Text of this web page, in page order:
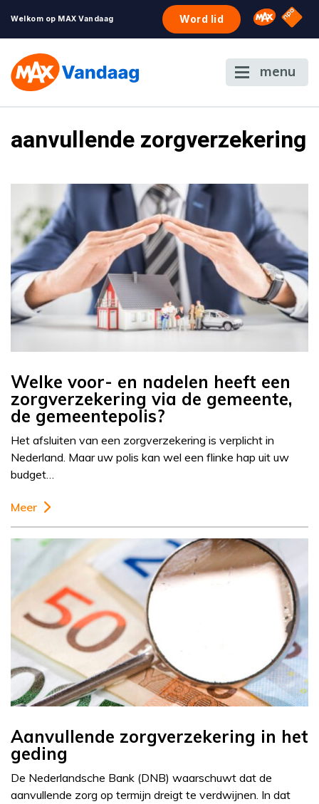
Welkom op MAX Vandaag Word lid Omroep
NPO
menu
aanvullende zorgverzekering
Welke voor- en nadelen heeft een
zorgverzekering via de gemeente,
de gemeentepolis?
Het afsluiten van een zorgverzekering is verplicht in
Nederland. Maar uw polis kan wel een flinke hap uit uw
budget…
Meer
Aanvullende zorgverzekering in het
geding
De Nederlandsche Bank (DNB) waarschuwt dat de
aanvullende zorg op termijn dreigt te verdwijnen. In dat